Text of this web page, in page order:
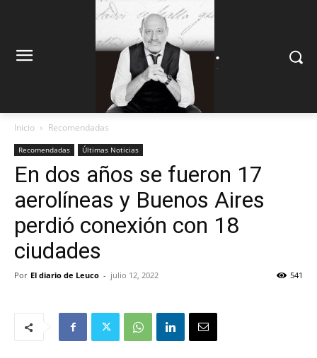
.
Inicio Recomendadas
Recomendadas Últimas Noticias
En dos años se fueron 17
aerolíneas y Buenos Aires
perdió conexión con 18
ciudades
Por El diario de Leuco - julio 12, 2022 541